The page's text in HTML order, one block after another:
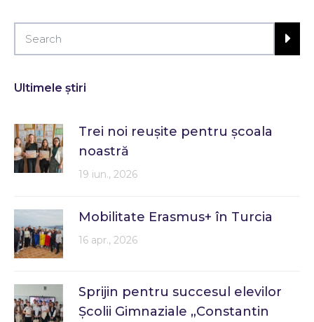
Ultimele știri
Trei noi reușite pentru școala
noastră
19 iun., 2026
Mobilitate Erasmus+ în Turcia
16 apr., 2026
Sprijin pentru succesul elevilor
Școlii Gimnaziale „Constantin